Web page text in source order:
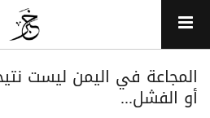
المجاعة في اليمن ليست
أو الفشل...